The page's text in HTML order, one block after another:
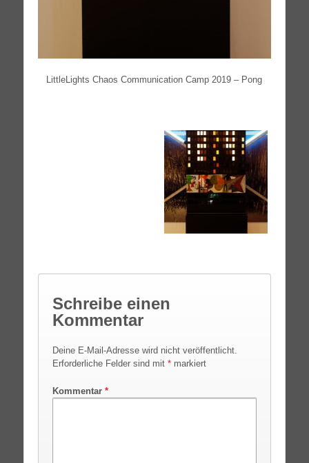
Litt­le­Lights Cha­os Com­mu­ni­ca­ti­on Camp 2019 – Pong
Schreibe einen
Kommentar
Deine E-Mail-Adresse wird nicht veröffentlicht.
Erforderliche Felder sind mit *markiert
Kommentar *